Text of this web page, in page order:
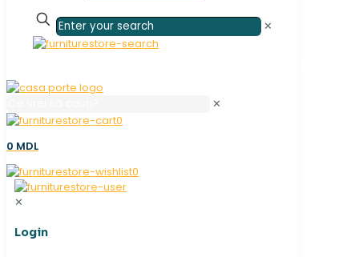
✕
✕
0
0 MDL
0
✕
Login